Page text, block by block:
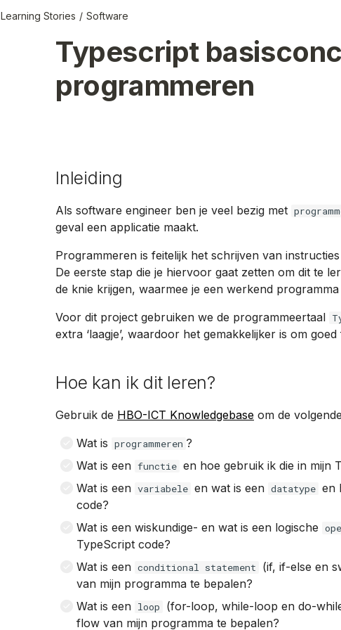
Learning Stories Software
Typescript
programmeren
Inleiding
Als software engineer ben je veel bezig met
geval een applicatie maakt.
Programmeren is feitelijk het schrijven van
De eerste stap die je hiervoor gaat zetten om dit te
de knie krijgen, waarmee je een werkend
Voor dit project gebruiken we de programmeertaal
extra ‘laagje’, waardoor het gemakkelijker is om
Hoe kan ik dit leren?
Gebruik de HBO-ICT Knowledgebase om de
Wat is programmeren ?
Wat is een functie en hoe gebruik ik die in mijn
Wat is een variabele en wat is een datatype en
code?
Wat is een wiskundige- en wat is een logische
TypeScript code?
Wat is een conditional statement
(if, if-else en
van mijn programma te bepalen?
Wat is een loop
(for-loop, while-loop en do-
flow van mijn programma te bepalen?